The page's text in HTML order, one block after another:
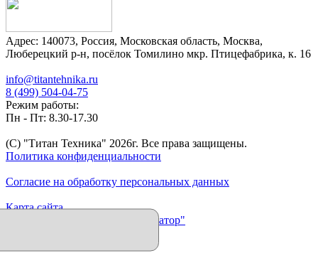
Адрес: 140073, Россия, Московская область, Москва,
Люберецкий р-н, посёлок Томилино мкр. Птицефабрика, к. 16
info@titantehnika.ru
8 (499) 504-04-75
Режим работы:
Пн - Пт: 8.30-17.30
(C) "Титан Техника" 2026г. Все права защищены.
Политика конфиденциальности
Согласие на обработку персональных данных
Карта сайта
Продвижение сайта "Иллюминатор"